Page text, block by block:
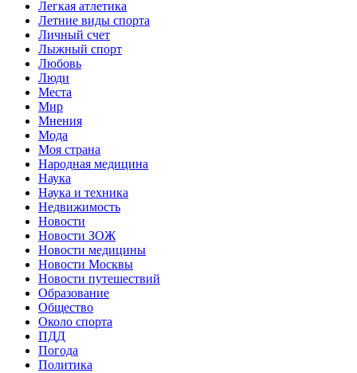
Легкая атлетика
Летние виды спорта
Личный счет
Лыжный спорт
Любовь
Люди
Места
Мир
Мнения
Мода
Моя страна
Народная медицина
Наука
Наука и техника
Недвижимость
Новости
Новости ЗОЖ
Новости медицины
Новости Москвы
Новости путешествий
Образование
Общество
Около спорта
ПДД
Погода
Политика